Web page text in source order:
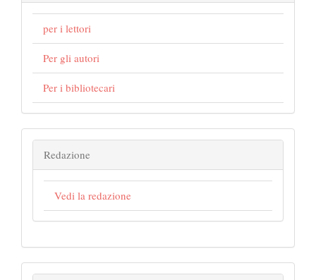
per i lettori
Per gli autori
Per i bibliotecari
Redazione
Vedi la redazione